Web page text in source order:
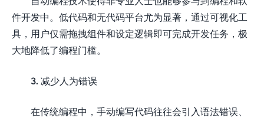
件开发中。低代码和无代码平台尤为显著，通过可视化工
具，用户仅需拖拽组件和设定逻辑即可完成开发任务，极
大地降低了编程门槛。
3. 减少人为错误
在传统编程中，手动编写代码往往会引入语法错误、